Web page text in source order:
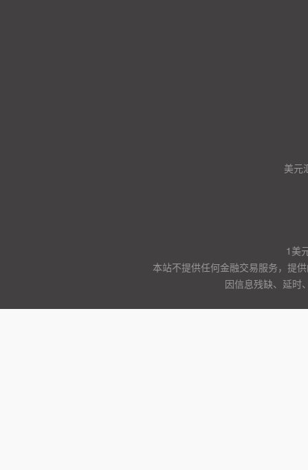
美元
1美
本站不提供任何金融交易服务，提
因信息残缺、延时